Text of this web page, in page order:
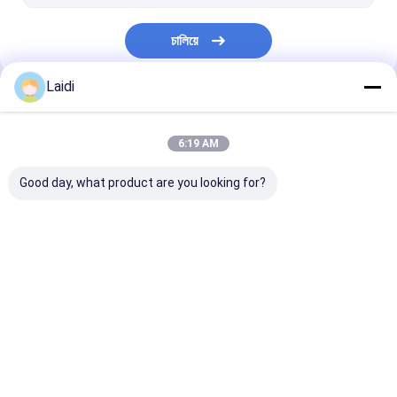
গ্যালভানাইজড স্টিল গ্রেটিং
তারের সংরক্ষণের খাঁচা
চালিয়ে
আমাদের বিভাগসমূহ
Laidi
6:19 AM
Good day, what product are you looking for?